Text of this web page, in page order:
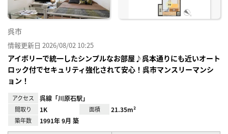
呉市
情報更新日 2026/08/02 10:25
アイボリーで統一したシンプルなお部屋♪呉本通りにも近いオート
ロック付でセキュリティ強化されて安心！呉市マンスリーマンシ
ョン！
アクセス 呉線「川原石駅」
間取り 1K 面積 21.35m²
築年数 1991年 9月 築